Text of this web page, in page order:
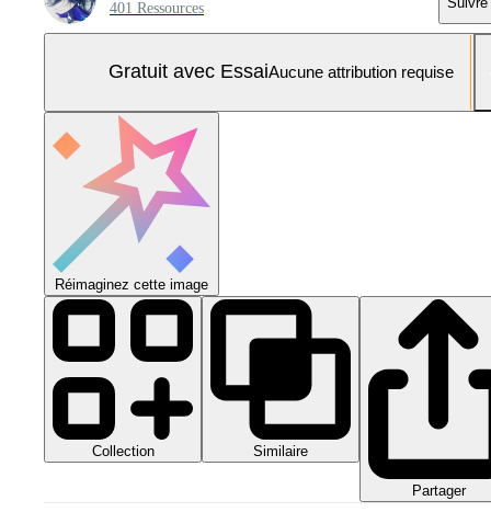
401 Ressources
Gratuit avec EssaiAucune attribution requise
Réimaginez cette image
Collection Similaire
Partager